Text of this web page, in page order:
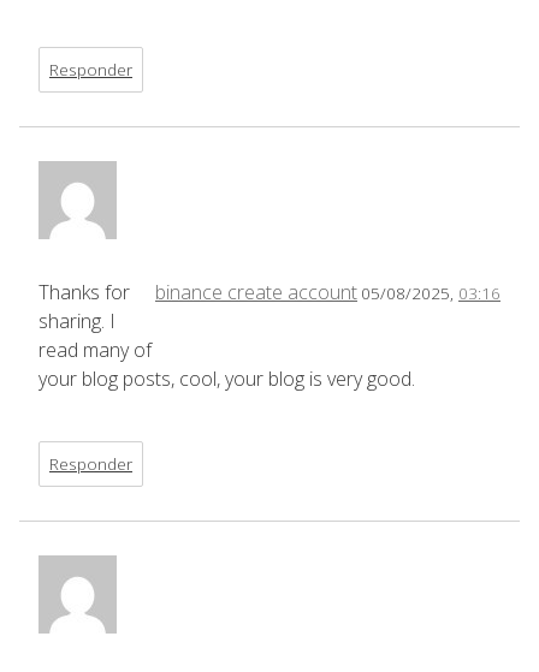
Responder
binance create account 05/08/2025, 03:16
Thanks for
sharing. I
read many of
your blog posts, cool, your blog is very good.
Responder